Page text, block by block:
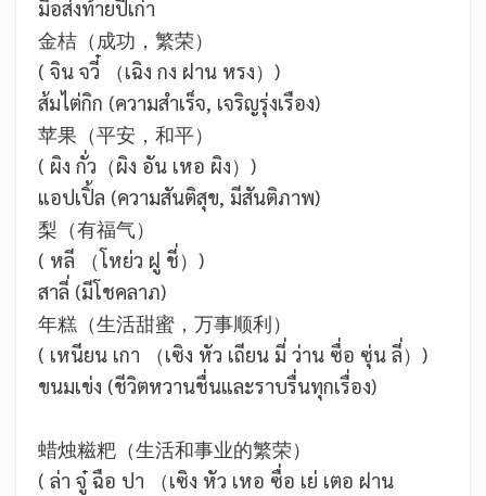
มื้อส่งท้ายปีเก่า
金桔（成功，繁荣）
( จิน จวี๋ （เฉิง กง ฝาน หรง）)
ส้มไต่กิก (ความสำเร็จ, เจริญรุ่งเรือง)
苹果（平安，和平）
( ผิง กั่ว（ผิง อัน เหอ ผิง）)
แอปเปิ้ล (ความสันติสุข, มีสันติภาพ)
梨（有福气）
( หลี （โหย่ว ฝู ชี่）)
สาลี่ (มีโชคลาภ)
年糕（生活甜蜜，万事顺利）
( เหนียน เกา （เซิง หัว เถียน มี่ ว่าน ซื่อ ซุ่น ลี่）)
ขนมเข่ง (ชีวิตหวานชื่นและราบรื่นทุกเรื่อง)
蜡烛糍粑（生活和事业的繁荣）
( ล่า จู๋ ฉือ ปา （เซิง หัว เหอ ซื่อ เย่ เตอ ฝาน